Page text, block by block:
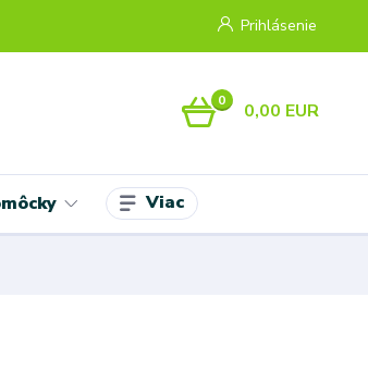
Prihlásenie
0 0,00 EUR
Viac